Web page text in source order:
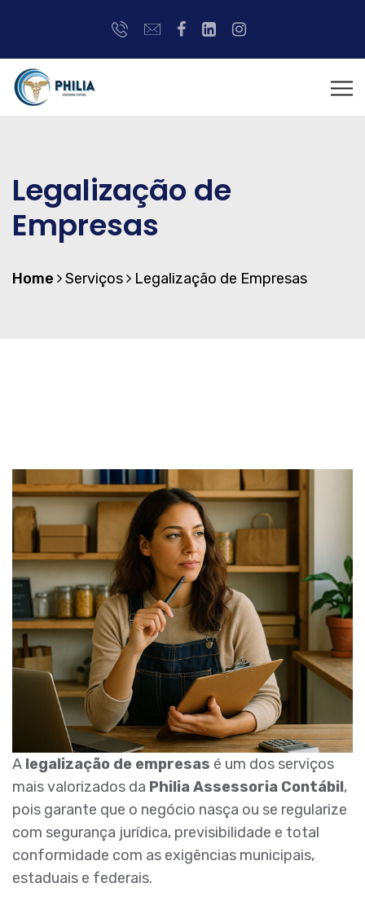
Legalização de
Empresas
Home Serviços Legalização de Empresas
A legalização de empresas é um dos serviços
mais valorizados da Philia Assessoria Contábil,
pois garante que o negócio nasça ou se regularize
com segurança jurídica, previsibilidade e total
conformidade com as exigências municipais,
estaduais e federais.